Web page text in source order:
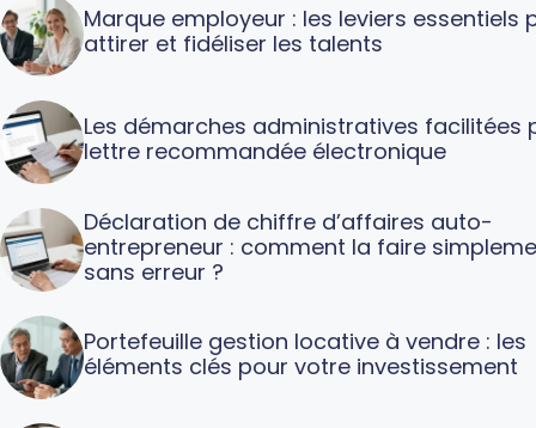
Marque employeur : les leviers essentiels
attirer et fidéliser les talents
Les démarches administratives facilitées
lettre recommandée électronique
Déclaration de chiffre d’affaires auto-
entrepreneur : comment la faire
sans erreur ?
Portefeuille gestion locative à vendre : les
éléments clés pour votre investissement